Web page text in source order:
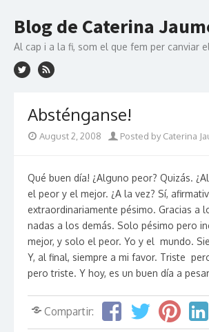
Blog de Caterina
Al cap i a la fi, som el que fem per canviar
Absténganse!
August 2, 2008 Posted by Caterina
Qué buen día! ¿Alguno peor? Quizás.
el peor y el mejor. ¿A la vez? Sí,
extraordinariamente pésimo. Gracias a
nadas a los demás. Solo pésimo pero
mejor, y solo el peor. Yo y el mundo.
Y, al final, siempre a mi favor. Triste
pero triste. Y hoy, es un buen día a
Compartir: